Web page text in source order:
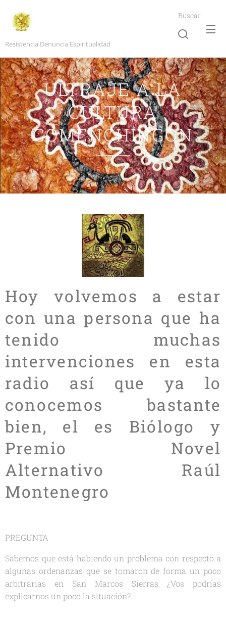
Resistencia Denuncia Espiritualidad
Buscar
ULTRAJE A LA
CULTURA
COMENCHINGON
15.06.2021
Hoy volvemos a estar
con una persona que ha
tenido muchas
intervenciones en esta
radio así que ya lo
conocemos bastante
bien, el es Biólogo y
Premio Novel
Alternativo Raúl
Montenegro
PREGUNTA
Sabemos que está habiendo un problema con respecto a
algunas ordenanzas que se tomaron de forma un poco
arbitrarias en San Marcos Sierras ¿Vos podrías
explicarnos un poco la situación?